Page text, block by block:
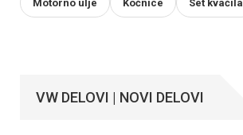
Motorno ulje Kočnice Set kvačila
VW DELOVI | NOVI DELOVI